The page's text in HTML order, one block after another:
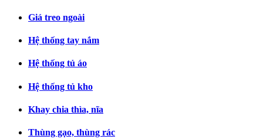
Giá treo ngoài
Hệ thống tay nắm
Hệ thống tủ áo
Hệ thống tủ kho
Khay chia thìa, nĩa
Thùng gạo, thùng rác